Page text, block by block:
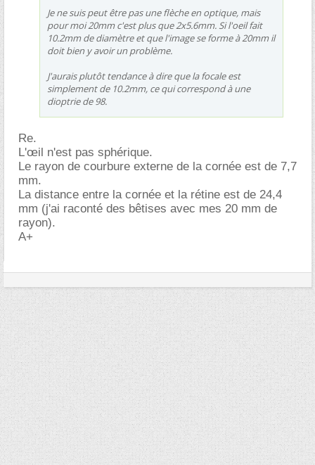
Je ne suis peut être pas une flèche en optique, mais
pour moi 20mm c'est plus que 2x5.6mm. Si l'oeil fait
10.2mm de diamètre et que l'image se forme à 20mm il
doit bien y avoir un problème.
J'aurais plutôt tendance à dire que la focale est
simplement de 10.2mm, ce qui correspond à une
dioptrie de 98.
Re.
L'œil n'est pas sphérique.
Le rayon de courbure externe de la cornée est de 7,7
mm.
La distance entre la cornée et la rétine est de 24,4
mm (j'ai raconté des bêtises avec mes 20 mm de
rayon).
A+